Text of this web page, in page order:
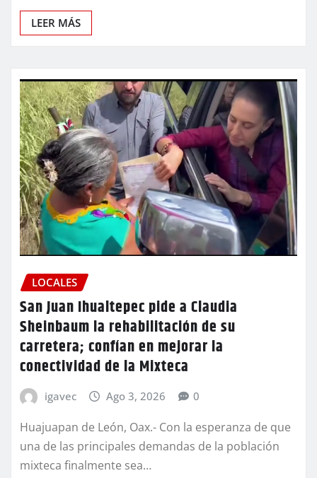
LEER MÁS
LOCALES
San Juan Ihualtepec pide a Claudia
Sheinbaum la rehabilitación de su
carretera; confían en mejorar la
conectividad de la Mixteca
igavec Ago 3, 2026 0
Huajuapan de León, Oax.- Con la esperanza de que
una de las principales demandas de la población
mixteca finalmente sea…